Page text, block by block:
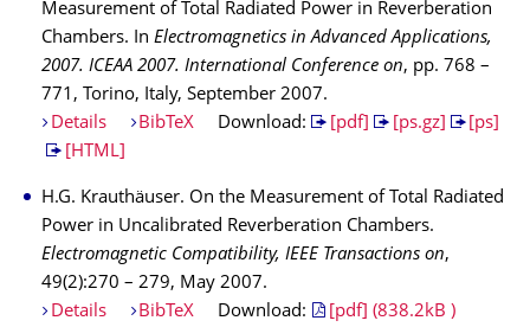
Measurement of Total Radiated Power in Reverberation
Chambers. In Electromagnetics in Advanced Applications,
2007. ICEAA 2007. International Conference on, pp. 768 –
771, Torino, Italy, September 2007.
Details
BibTeX Download: [pdf] [ps.gz]
[ps]
[HTML]
H.G. Krauthäuser. On the Measurement of Total Radiated
Power in Uncalibrated Reverberation Chambers.
Electromagnetic Compatibility, IEEE Transactions on,
49(2):270 – 279, May 2007.
Details
BibTeX Download:
[pdf] (838.2kB )